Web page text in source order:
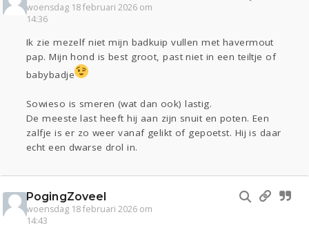
woensdag 18 februari 2026 om
14:36
Ik zie mezelf niet mijn badkuip vullen met havermout
pap. Mijn hond is best groot, past niet in een teiltje of
babybadje
Sowieso is smeren (wat dan ook) lastig.
De meeste last heeft hij aan zijn snuit en poten. Een
zalfje is er zo weer vanaf gelikt of gepoetst. Hij is daar
echt een dwarse drol in.
PogingZoveel
woensdag 18 februari 2026 om
14:43